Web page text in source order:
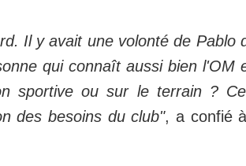
Il y avait une volonté de Pablo
qui connaît aussi bien l'OM
sportive ou sur le terrain ?
des besoins du club", a confié